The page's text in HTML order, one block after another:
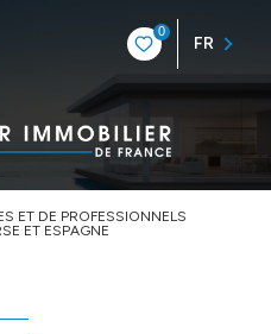
0
FR
ET DE PROFESSIONNELS
ET ESPAGNE